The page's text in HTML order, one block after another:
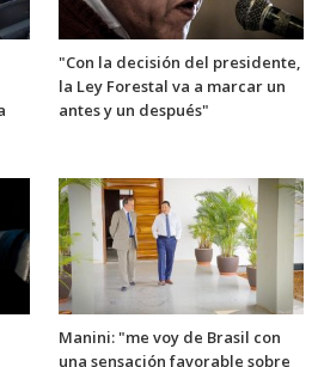
"Con la decisión del presidente,
la Ley Forestal va a marcar un
antes y un después"
Manini: "me voy de Brasil con
una sensación favorable sobre